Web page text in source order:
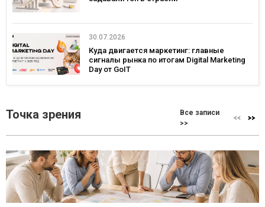
30.07.2026
Куда двигается маркетинг: главные
сигналы рынка по итогам Digital Marketing
Day от GoIT
Точка зрения
Все записи
>>